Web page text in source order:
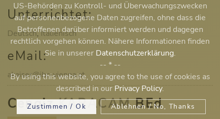
Unterrichtet:
Deutsch,Italienisch
eMail:
akaiser@ibc-vienna.at
CengizKARACAMBEd
US-Behörden zu Kontroll- und Überwachungszwecken
auf personenbezogene Daten zugreifen, ohne dass die
Betroffenen darüber informiert werden und dagegen
rechtlich vorgehen können. Nähere Informationen finden
Sie in unserer Datenschutzerklärung.
-- * --
By using this website, you agree to the use of cookies as
described in ourPrivacy Policy.
Zustimmen / Ok Ablehnen / No, Thanks